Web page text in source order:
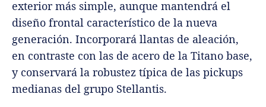
exterior más simple, aunque mantendrá el
diseño frontal característico de la nueva
generación. Incorporará llantas de aleación,
en contraste con las de acero de la Titano base,
y conservará la robustez típica de las pickups
medianas del grupo Stellantis.